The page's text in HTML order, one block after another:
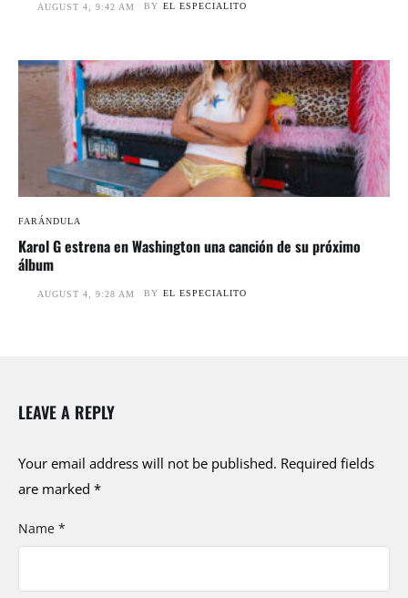
AUGUST 4, 9:42 AM BY EL ESPECIALITO
FARÁNDULA
Karol G estrena en Washington una canción de su próximo
álbum
AUGUST 4, 9:28 AM BY EL ESPECIALITO
LEAVE A REPLY
Your email address will not be published. Required fields
are marked *
Name *